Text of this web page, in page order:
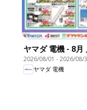
ヤマダ 電機 - 8月
2026/08/01 -2026/08/
ヤマダ 電機